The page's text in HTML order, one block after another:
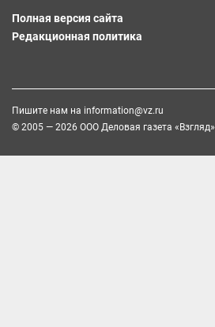
Полная версия сайта
Редакционная политика
Пишите нам на information@vz.ru
© 2005 — 2026 ООО Деловая газета «Взгляд»